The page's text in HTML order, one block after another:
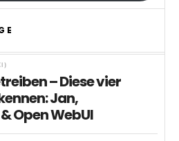
– Diese vier
Jan,
Open WebUI